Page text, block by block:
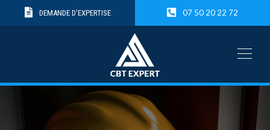
DEMANDE D'EXPERTISE 07 50 20 22 72